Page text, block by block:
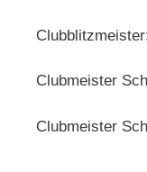
Clubmeister
Clubmeister